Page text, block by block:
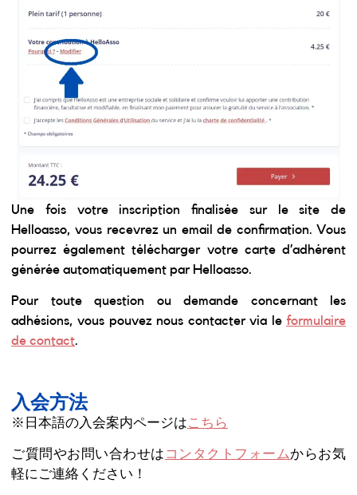
Une fois votre inscription finalisée sur le site de
Helloasso, vous recevrez un email de confirmation. Vous
pourrez également télécharger votre carte d’adhérent
générée automatiquement par Helloasso.
Pour toute question ou demande concernant les
adhésions, vous pouvez nous contacter via le formulaire
de contact.
入会方法
※日本語の入会案内ページはこちら
ご質問やお問い合わせは コンタクトフォームからお気
軽にご連絡ください！